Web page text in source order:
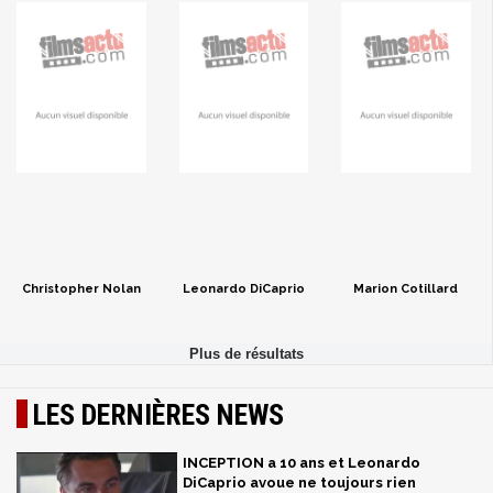
Christopher Nolan Leonardo DiCaprio Marion Cotillard
LES DERNIÈRES NEWS
INCEPTION a 10 ans et Leonardo
DiCaprio avoue ne toujours rien